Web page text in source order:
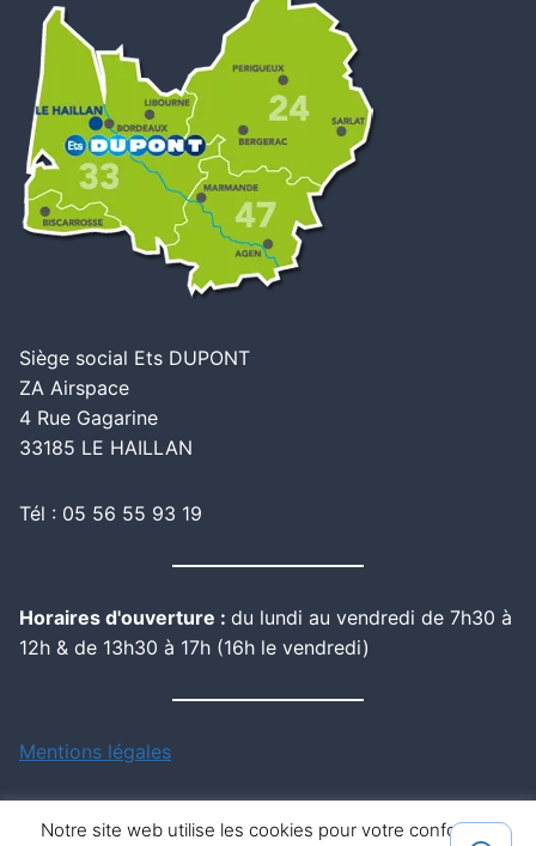
Siège social Ets DUPONT
ZA Airspace
4 Rue Gagarine
33185 LE HAILLAN
Tél : 05 56 55 93 19
Horaires d'ouverture : du lundi au vendredi de 7h30 à
12h & de 13h30 à 17h (16h le vendredi)
Mentions légales
Notre site web utilise les cookies pour votre confort de